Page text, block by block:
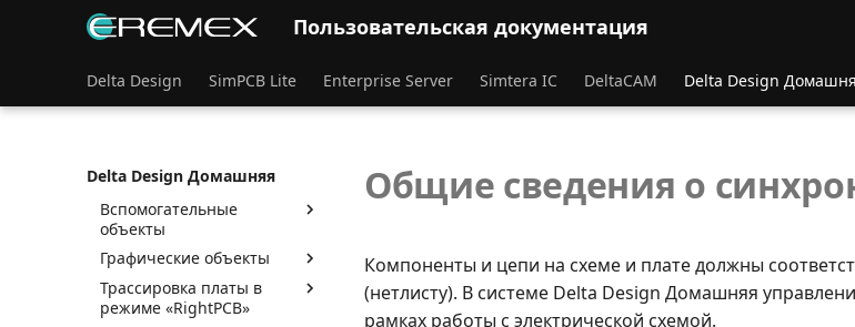
Пользовательская документация
Delta Design SimPCB Lite Enterprise Server Simtera IC DeltaCAM Delta Design
Delta Design Домашняя
платы
Слои печатной платы
Редактор плат. Базовые
возможности
Компоненты на плате
Вспомогательные
объекты
Графические объекты
Трассировка платы в
режиме «RightPCB»
Общие сведения о
Компоненты и цепи на схеме и плате должны
(нетлисту). В системе Delta Design Домашняя
рамках работы с электрической схемой.